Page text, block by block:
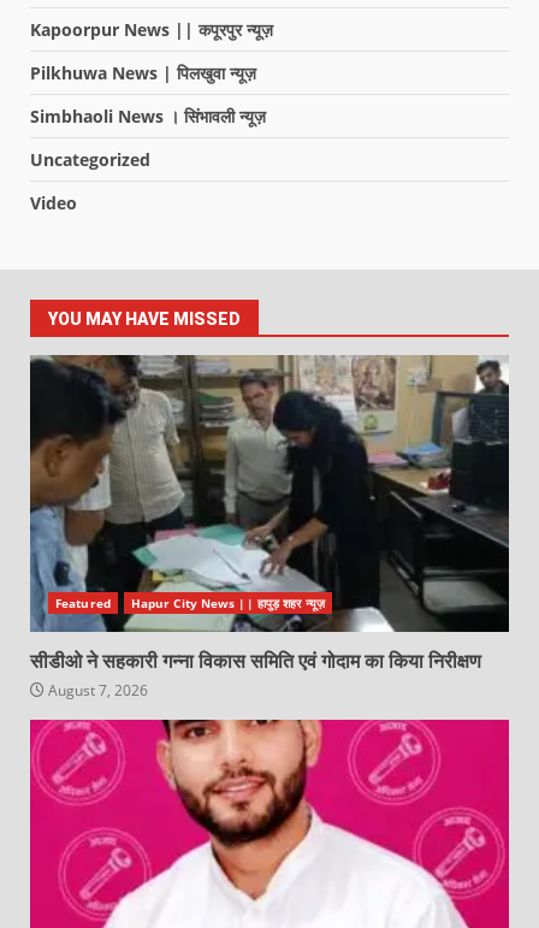
Kapoorpur News || कपूरपुर न्यूज़
Pilkhuwa News | पिलखुवा न्यूज़
Simbhaoli News । सिंभावली न्यूज़
Uncategorized
Video
YOU MAY HAVE MISSED
Featured Hapur City News || हापुड़ शहर न्यूज़
सीडीओ ने सहकारी गन्ना विकास समिति एवं गोदाम का किया निरीक्षण
August 7, 2026